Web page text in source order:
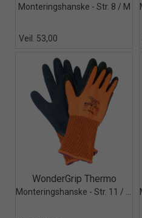
Monteringshanske - Str. 8 / M
Veil. 53,00
Quick View+
WonderGrip Thermo